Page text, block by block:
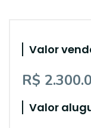
Valor
R$
Valor